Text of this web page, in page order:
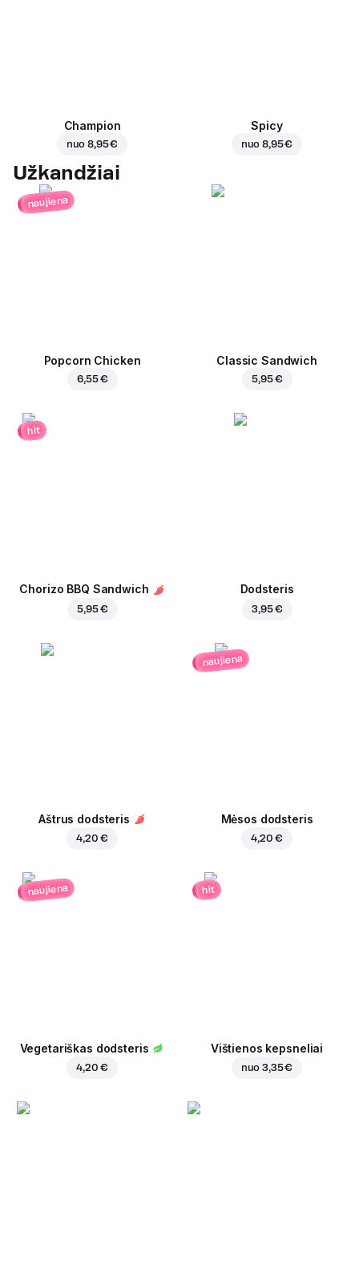
Champion
nuo8,95 €
Spicy
nuo8,95 €
Užkandžiai
naujiena
Popcorn Chicken
6,55 €
Classic Sandwich
5,95 €
hit
Chorizo BBQ Sandwich
5,95 €
Dodsteris
3,95 €
Aštrus dodsteris
4,20 €
naujiena
Mėsos dodsteris
4,20 €
naujiena
Vegetariškas dodsteris
4,20 €
hit
Vištienos kepsneliai
nuo3,35 €